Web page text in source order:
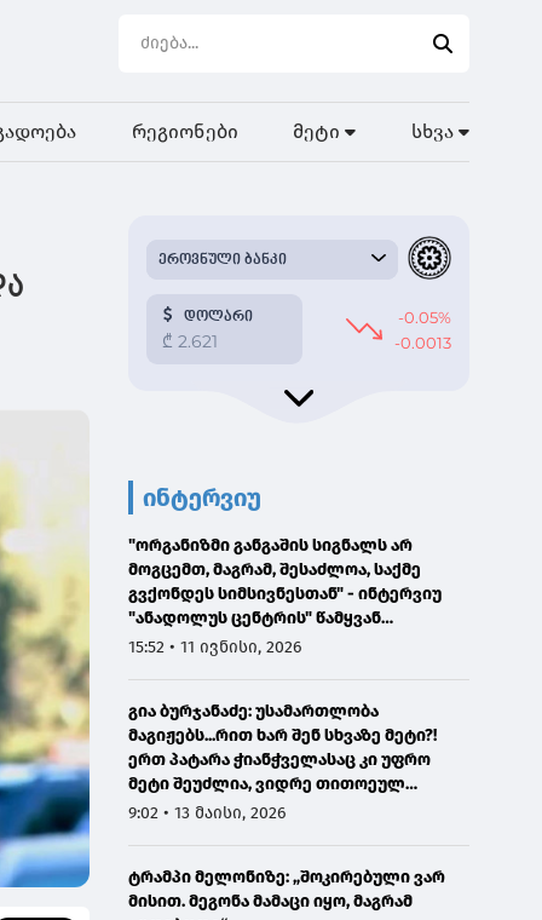
რეგიონები მეტი სხვა
ინტერვიუ
"ორგანიზმი განგაშის სიგნალს არ
მოგცემთ, მაგრამ, შესაძლოა, საქმე
გვქონდეს სიმსივნესთან" - ინტერვიუ
"ანადოლუს ცენტრის" წამყვან
ონკოლოგთან
15:52 • 11 ივნისი, 2026
გია ბურჯანაძე: უსამართლობა
მაგიჟებს...რით ხარ შენ სხვაზე მეტი?!
ერთ პატარა ჭიანჭველასაც კი უფრო
მეტი შეუძლია, ვიდრე თითოეულ
ჩვენგანს...
9:02 • 13 მაისი, 2026
ტრამპი მელონიზე: „შოკირებული ვარ
მისით. მეგონა მამაცი იყო, მაგრამ